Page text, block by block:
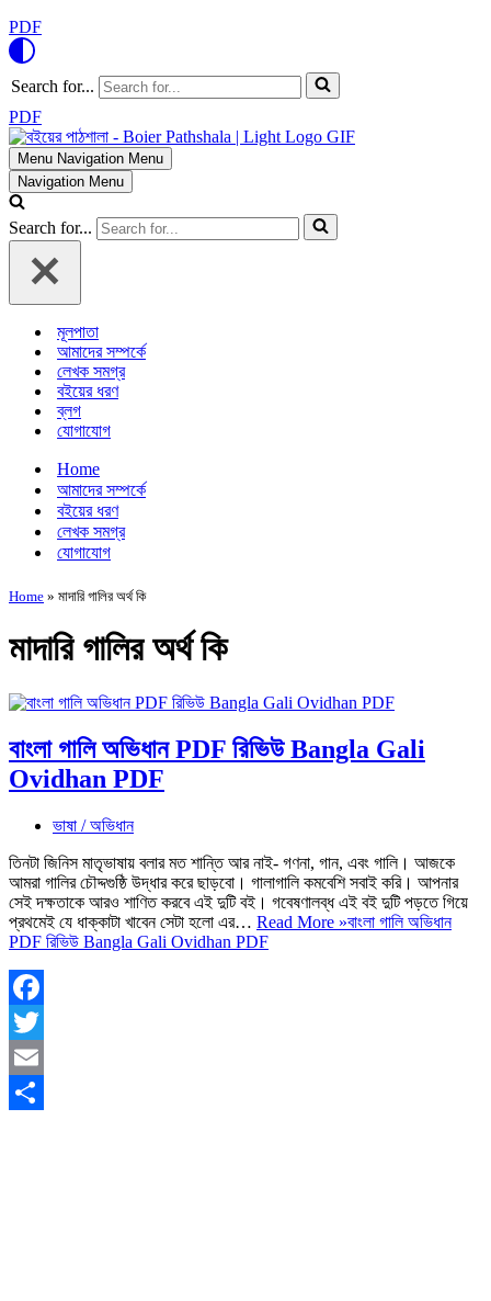
PDF
Search for...
PDF
Menu Navigation Menu
Navigation Menu
Search for...
মূলপাতা
আমাদের সম্পর্কে
লেখক সমগ্র
বইয়ের ধরণ
ব্লগ
যোগাযোগ
Home
আমাদের সম্পর্কে
বইয়ের ধরণ
লেখক সমগ্র
যোগাযোগ
Home » মাদারি গালির অর্থ কি
মাদারি গালির অর্থ কি
বাংলা গালি অভিধান PDF রিভিউ Bangla Gali
Ovidhan PDF
ভাষা / অভিধান
তিনটা জিনিস মাতৃভাষায় বলার মত শান্তি আর নাই- গণনা, গান, এবং গালি। আজকে
আমরা গালির চৌদ্দগুষ্ঠি উদ্ধার করে ছাড়বো। গালাগালি কমবেশি সবাই করি। আপনার
সেই দক্ষতাকে আরও শাণিত করবে এই দুটি বই। গবেষণালব্ধ এই বই দুটি পড়তে গিয়ে
প্রথমেই যে ধাক্কাটা খাবেন সেটা হলো এর… Read More »বাংলা গালি অভিধান
PDF রিভিউ Bangla Gali Ovidhan PDF
Facebook
Twitter
Email